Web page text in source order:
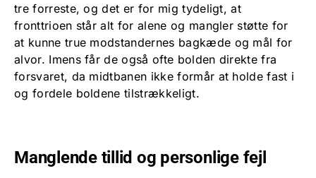
tre forreste, og det er for mig tydeligt, at
fronttrioen står alt for alene og mangler støtte for
at kunne true modstandernes bagkæde og mål for
alvor. Imens får de også ofte bolden direkte fra
forsvaret, da midtbanen ikke formår at holde fast i
og fordele boldene tilstrækkeligt.
Manglende tillid og personlige fejl